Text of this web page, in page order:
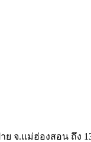
จ.แม่ฮ่องสอน ถึ